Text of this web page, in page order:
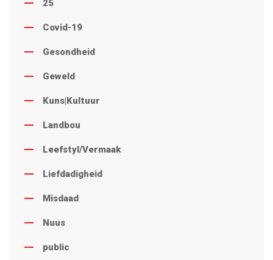
25
Covid-19
Gesondheid
Geweld
Kuns|Kultuur
Landbou
Leefstyl/Vermaak
Liefdadigheid
Misdaad
Nuus
public